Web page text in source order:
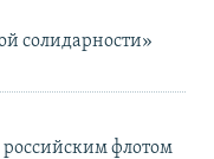
солидарности»
флотом